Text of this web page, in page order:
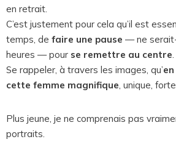
en retrait.
C’est justement pour cela qu’il est
temps, de faire une pause — ne
heures — pour se remettre au centre.
Se rappeler, à travers les images, qu’
cette femme magnifique, unique,
Plus jeune, je ne comprenais pas
portraits.